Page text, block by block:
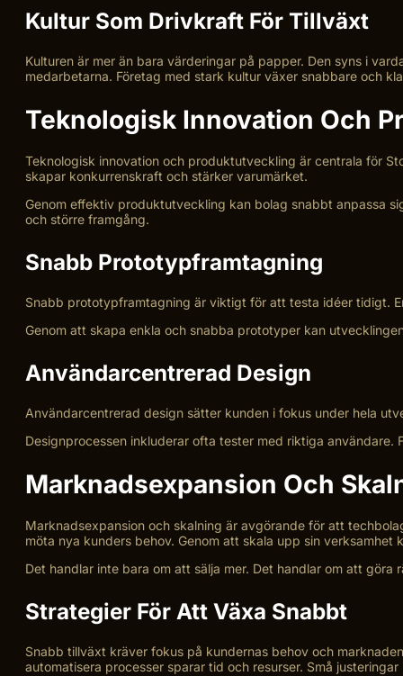
Kultur Som Drivkraft För Tillväxt
Kulturen är mer än bara värderingar på papper. Den syns i
medarbetarna. Företag med stark kultur växer snabbare och
Teknologisk Innovation Och
Teknologisk innovation och produktutveckling är centrala för
skapar konkurrenskraft och stärker varumärket.
Genom effektiv produktutveckling kan bolag snabbt anpassa
och större framgång.
Snabb Prototypframtagning
Snabb prototypframtagning är viktigt för att testa idéer tidigt.
Genom att skapa enkla och snabba prototyper kan
Användarcentrerad Design
Användarcentrerad design sätter kunden i fokus under hela
Designprocessen inkluderar ofta tester med riktiga
Marknadsexpansion Och
Marknadsexpansion och skalning är avgörande för att
möta nya kunders behov. Genom att skala upp sin
Det handlar inte bara om att sälja mer. Det handlar om att
Strategier För Att Växa Snabbt
Snabb tillväxt kräver fokus på kundernas behov och
automatisera processer sparar tid och resurser. Små